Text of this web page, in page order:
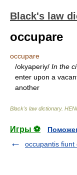
Black's law
occupare
occupare
/okyaperiy/ In the
enter upon a
another
Black's law dictionary.
Игры ⚽
occupantis fiunt